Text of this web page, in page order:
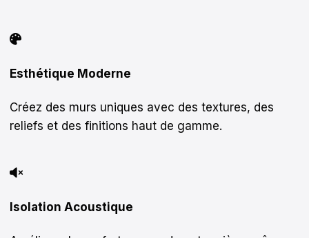
Esthétique Moderne
Créez des murs uniques avec des textures, des
reliefs et des finitions haut de gamme.
Isolation Acoustique